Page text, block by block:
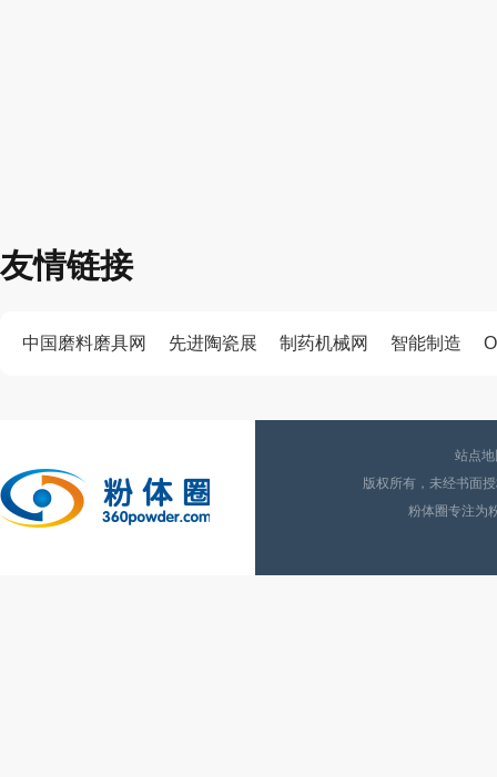
友情链接
中国磨料磨具网 先进陶瓷展 制药机械网 智能制造
站点
版权所有，未经书面
粉体圈专注为